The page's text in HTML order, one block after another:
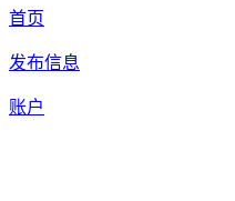
首页
发布信息
账户